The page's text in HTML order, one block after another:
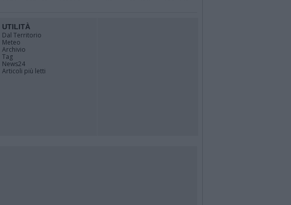
UTILITÀ
Dal Territorio
Meteo
Archivio
Tag
News24
Articoli più letti